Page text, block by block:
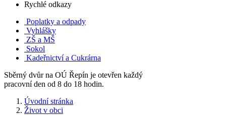
Rychlé odkazy
Poplatky a odpady
Vyhlášky
ZŠ a MŠ
Sokol
Kadeřnictví a Cukrárna
Sběrný dvůr na OÚ Řepín je otevřen každý
pracovní den od 8 do 18 hodin.
Úvodní stránka
Život v obci